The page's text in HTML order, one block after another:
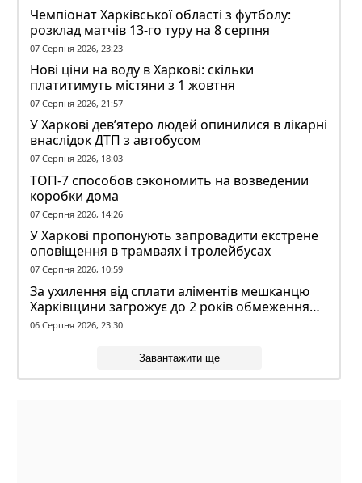
Чемпіонат Харківської області з футболу:
розклад матчів 13-го туру на 8 серпня
07 Серпня 2026, 23:23
Нові ціни на воду в Харкові: скільки
платитимуть містяни з 1 жовтня
07 Серпня 2026, 21:57
У Харкові дев’ятеро людей опинилися в лікарні
внаслідок ДТП з автобусом
07 Серпня 2026, 18:03
ТОП-7 способов сэкономить на возведении
коробки дома
07 Серпня 2026, 14:26
У Харкові пропонують запровадити екстрене
оповіщення в трамваях і тролейбусах
07 Серпня 2026, 10:59
За ухилення від сплати аліментів мешканцю
Харківщини загрожує до 2 років обмеження
волі
06 Серпня 2026, 23:30
Завантажити ще